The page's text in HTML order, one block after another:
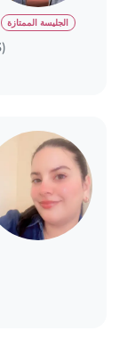
الجليسة الممتازة
(3)